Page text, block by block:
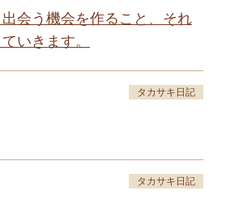
会う機会を作ること、それ
いきます。
タカサキ日記
タカサキ日記